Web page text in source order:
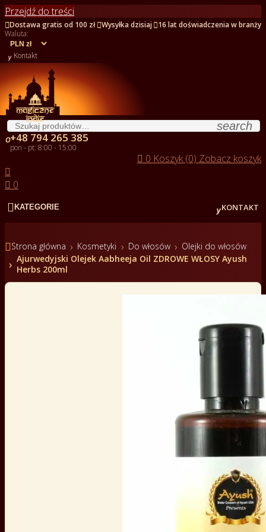
Przejdź do treści
Dostawa gratis od 100 zł Wysyłka dzisiaj 16 lat doświadczenia w branży
Waluta:
 Kontakt
search
+48 794 265 385
pon - pt: 8:00 - 15:00
 0 Koszyk (0) Zobacz koszyk

 0
 KATEGORIE KONTAKT
Strona główna Kosmetyki Do włosów
Olejki do włosów
Ajurwedyjski Olejek Aabheeja Oil ZDROWE WŁOSY Ayush
Herbs 200ml